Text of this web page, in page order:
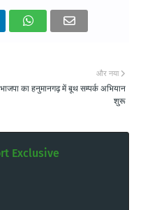
और नया
भाजपा का हनुमानगढ़ में बूथ सम्पर्क अभियान
शुरू
Exclusive